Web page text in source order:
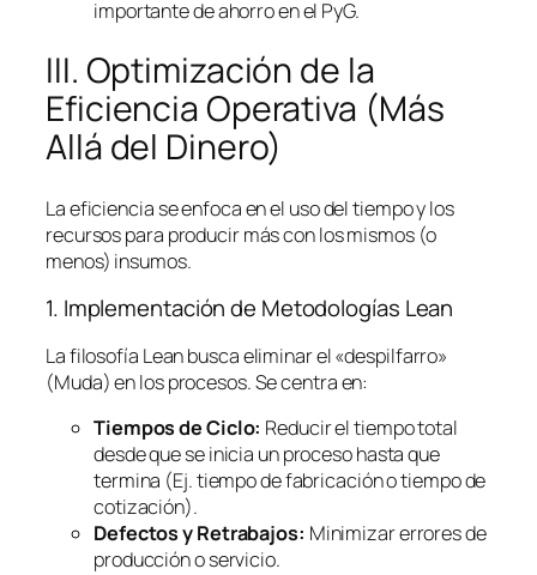
importante de ahorro en el PyG.
III. Optimización de la
Eficiencia Operativa (Más
Allá del Dinero)
La eficiencia se enfoca en el uso del tiempo y los
recursos para producir más con los mismos (o
menos) insumos.
1. Implementación de Metodologías Lean
La filosofía Leanbusca eliminar el «despilfarro»
(Muda) en los procesos. Se centra en:
Tiempos de Ciclo: Reducir el tiempo total
desde que se inicia un proceso hasta que
termina (Ej. tiempo de fabricación o tiempo de
cotización).
Defectos y Retrabajos: Minimizar errores de
producción o servicio.